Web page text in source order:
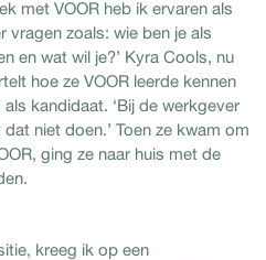
met VOOR heb ik ervaren als
vragen zoals: wie ben je als
en wat wil je?’ Kyra Cools, nu
hoe ze VOOR leerde kennen
kandidaat. ‘Bij de werkgever
niet doen.’ Toen ze kwam om
ging ze naar huis met de
kreeg ik op een